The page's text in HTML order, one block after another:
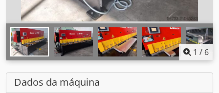
1 / 6
Dados da máquina